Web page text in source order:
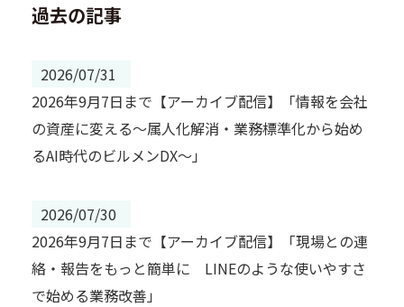
過去の記事
2026/07/31
2026年9月7日まで【アーカイブ配信】「情報を会社
の資産に変える～属人化解消・業務標準化から始め
るAI時代のビルメンDX～」
2026/07/30
2026年9月7日まで【アーカイブ配信】「現場との連
絡・報告をもっと簡単に LINEのような使いやすさ
で始める業務改善」